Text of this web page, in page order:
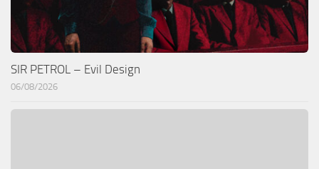
SIR PETROL – Evil Design
06/08/2026